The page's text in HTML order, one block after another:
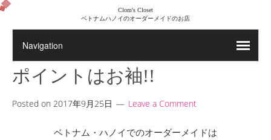
Clom's Closet
ベトナムハノイのオーダーメイドのお店
ポイントはお袖!!
Posted on 2017年9月25日 Leave a Comment
ベトナム・ハノイでのオーダーメイドは